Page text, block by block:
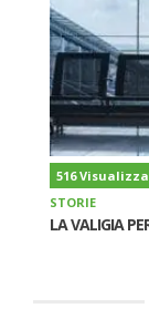
516
STORIE
LA VALIGIA